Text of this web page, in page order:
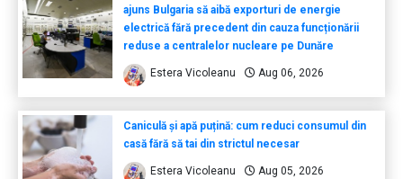
ajuns Bulgaria să aibă exporturi de energie
electrică fără precedent din cauza funcționării
reduse a centralelor nucleare pe Dunăre
Estera Vicoleanu Aug 06, 2026
Caniculă și apă puțină: cum reduci consumul din
casă fără să tai din strictul necesar
Estera Vicoleanu Aug 05, 2026